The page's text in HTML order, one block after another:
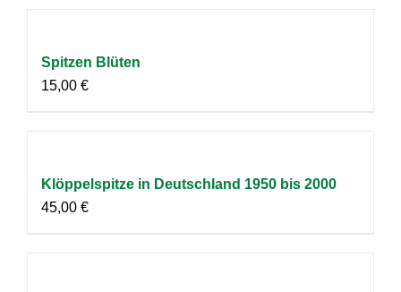
Spitzen Blüten
15,00 €
Klöppelspitze in Deutschland 1950 bis 2000
45,00 €